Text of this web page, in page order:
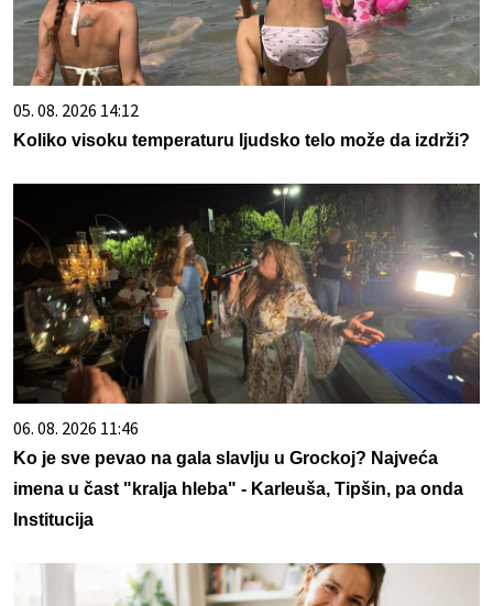
05. 08. 2026 14:12
Koliko visoku temperaturu ljudsko telo može da izdrži?
06. 08. 2026 11:46
Ko je sve pevao na gala slavlju u Grockoj? Najveća
imena u čast "kralja hleba" - Karleuša, Tipšin, pa onda
Institucija